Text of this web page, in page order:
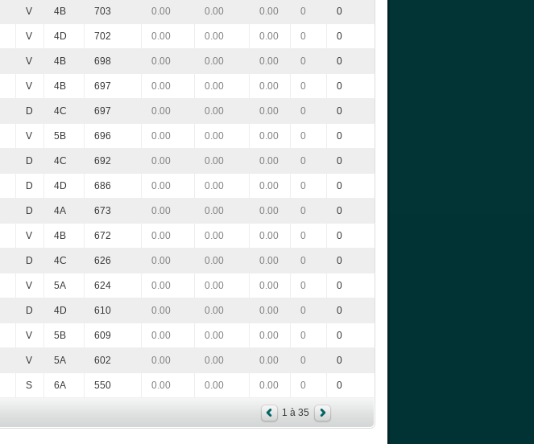
V 4B 703 0.00 0.00 0.00 0 0
V 4D 702 0.00 0.00 0.00 0 0
V 4B 698 0.00 0.00 0.00 0 0
V 4B 697 0.00 0.00 0.00 0 0
D 4C 697 0.00 0.00 0.00 0 0
V 5B 696 0.00 0.00 0.00 0 0
D 4C 692 0.00 0.00 0.00 0 0
D 4D 686 0.00 0.00 0.00 0 0
D 4A 673 0.00 0.00 0.00 0 0
V 4B 672 0.00 0.00 0.00 0 0
D 4C 626 0.00 0.00 0.00 0 0
V 5A 624 0.00 0.00 0.00 0 0
D 4D 610 0.00 0.00 0.00 0 0
V 5B 609 0.00 0.00 0.00 0 0
V 5A 602 0.00 0.00 0.00 0 0
S 6A 550 0.00 0.00 0.00 0 0
1 à 35